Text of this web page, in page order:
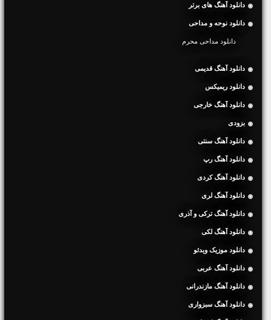
دانلود آهنگ های برتر
دانلود نوحه و مداحی
دانلود مداحی محرم
دانلود آهنگ قدیمی
دانلود ریمیکس
دانلود آهنگ خارجی
بزودی
دانلود آهنگ سنتی
دانلود آهنگ رپ
دانلود آهنگ کردی
دانلود آهنگ لری
دانلود آهنگ ترکی و آذری
دانلود آهنگ لکی
دانلود موزیک ویدئو
دانلود آهنگ عربی
دانلود آهنگ مازندرانی
دانلود آهنگ سبزواری